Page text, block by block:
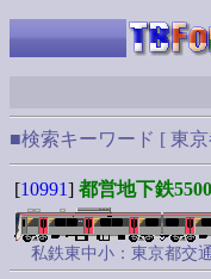
■検索キーワード [ 東
[10991] 都営地下鉄
私鉄東中小：東京都交